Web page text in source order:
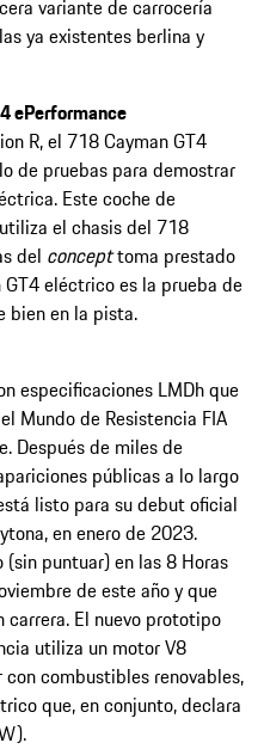
variante de carrocería
ya existentes berlina y
ePerformance
R, el 718 Cayman GT4
de pruebas para demostrar
Este coche de
el chasis del 718
del concepttoma prestado
eléctrico es la prueba de
bien en la pista.
especificaciones LMDh que
Mundo de Resistencia FIA
Después de miles de
públicas a lo largo
listo para su debut oficial
en enero de 2023.
puntuar) en las 8 Horas
de este año y que
carrera. El nuevo prototipo
utiliza un motor V8
combustibles renovables,
que, en conjunto, declara